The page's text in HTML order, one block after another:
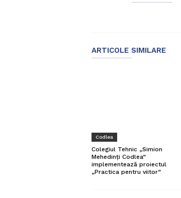
ARTICOLE SIMILARE
Codlea
Colegiul Tehnic „Simion
Mehedinți Codlea”
implementează proiectul
„Practica pentru viitor”